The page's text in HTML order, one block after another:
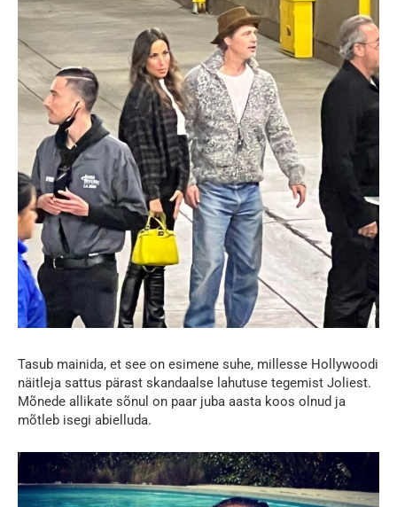
Tasub mainida, et see on esimene suhe, millesse Hollywoodi
näitleja sattus pärast skandaalse lahutuse tegemist Joliest.
Mõnede allikate sõnul on paar juba aasta koos olnud ja
mõtleb isegi abielluda.